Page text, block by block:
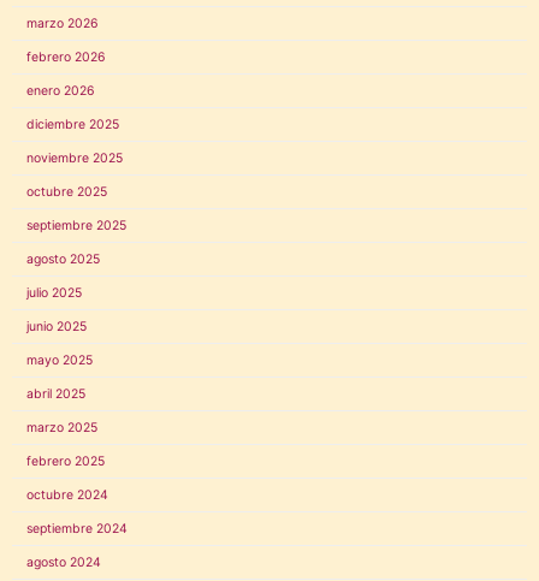
marzo 2026
febrero 2026
enero 2026
diciembre 2025
noviembre 2025
octubre 2025
septiembre 2025
agosto 2025
julio 2025
junio 2025
mayo 2025
abril 2025
marzo 2025
febrero 2025
octubre 2024
septiembre 2024
agosto 2024